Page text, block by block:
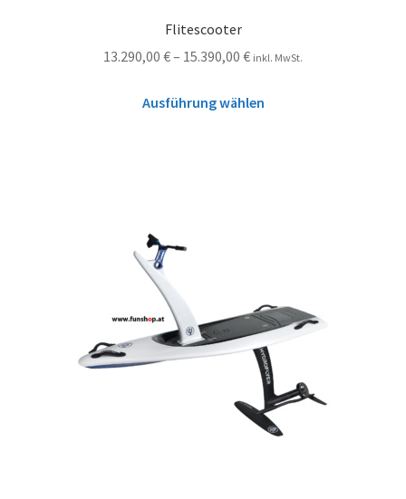
Flitescooter
13.290,00 €– 15.390,00 € inkl. MwSt.
Ausführung wählen